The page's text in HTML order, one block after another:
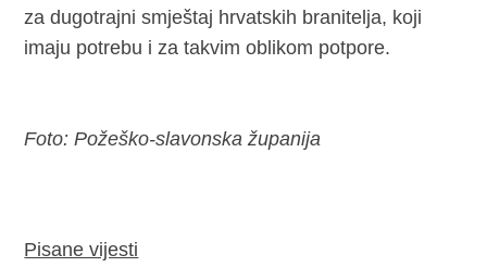
za dugotrajni smještaj hrvatskih branitelja, koji
imaju potrebu i za takvim oblikom potpore.
Foto: Požeško-slavonska županija
Pisane vijesti